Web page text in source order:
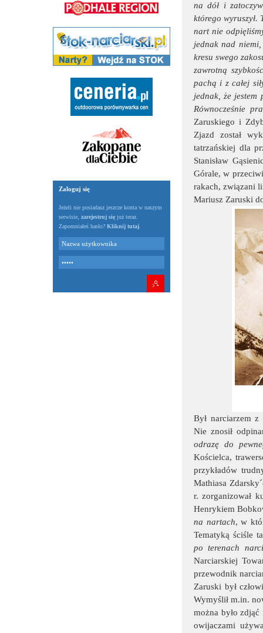
Zaloguj się
Jeżeli nie posiadasz jeszcze konta w naszym
serwisie, zarejestruj się już teraz.
Zapomniałeś hasło? Kliknij tutaj
na dół i
którego
nart nie
jednak nad niemi,
kresu swego
zawrotną
pachą i z całej
jednak, że jestem
Równocześnie
Zaruskiego i
Zjazd został
tatrzańskiej dla
Stanisław
Górale, w
rakach, związani
Mariusz Zaruski
Był narciarzem
Nie znosił
odrazę do
Kościelca,
przykładów
Mathiasa
r. zorganizował
Henrykiem
na nartach, w
Tematyką ściśle
po terenach
Narciarskiej
przewodnik
Zaruski był
Wymyślił m.in.
można było
owijaczami